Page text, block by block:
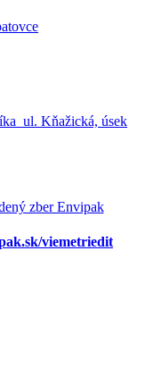
Kňažická, úsek
zber Envipak
viemetriedit